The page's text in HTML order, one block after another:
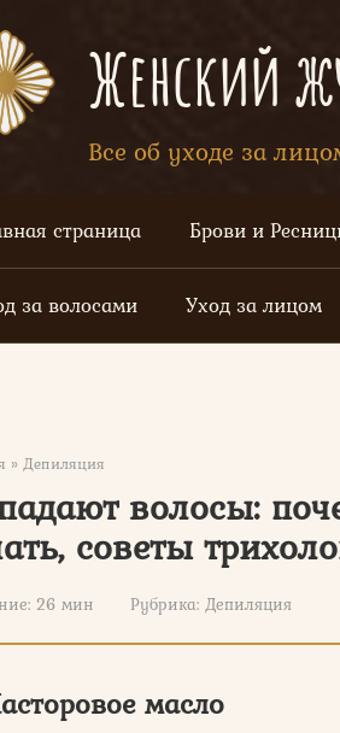
Женский
Все об уходе за
страница Брови и
за волосами Уход за лицом
» Депиляция
волосы:
советы
26 мин Рубрика: Депиляция
масло